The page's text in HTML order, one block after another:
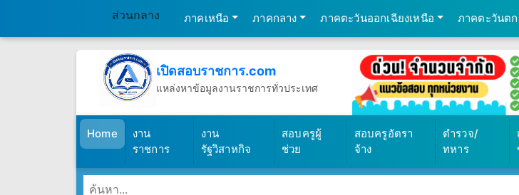
ส่วนกลาง ภาคเหนือ ภาคกลาง ภาคตะวันออกเฉียงเหนือ ภาคตะวันตก
เปิดสอบราชการ.com
แหล่งหาข้อมูลงานราชการทั่วประเทศ
Home(เปิดสอบราชการ)
งาน
ราชการ
งาน
รัฐวิสาหกิจ
สอบครูผู้
ช่วย
สอบครูอัตรา
จ้าง
ตำรวจ/
ทหาร